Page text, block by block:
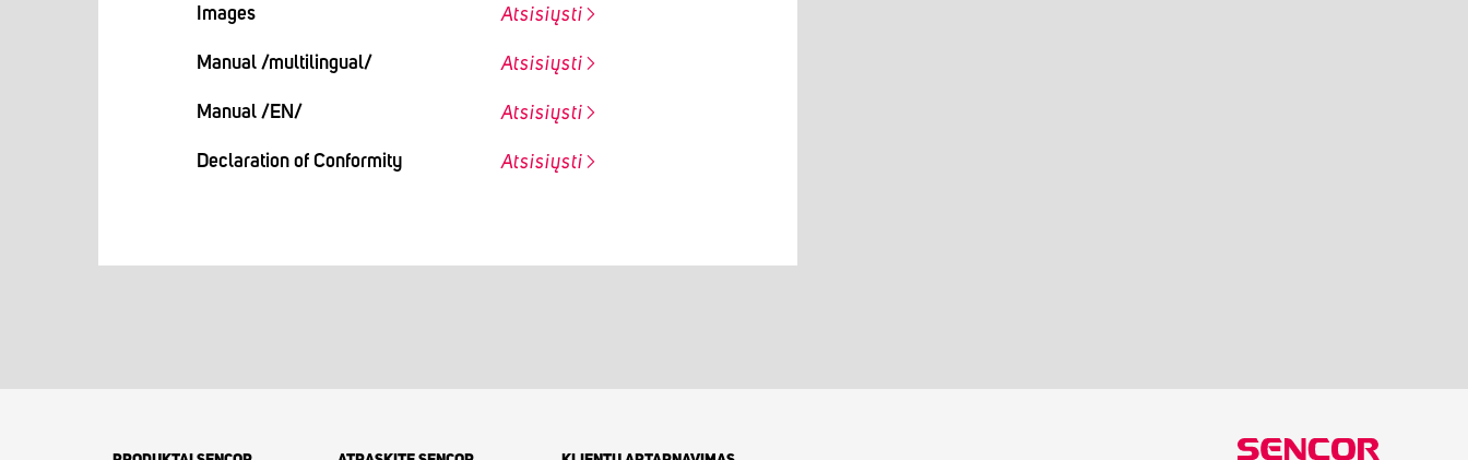
Images Atsisiųsti
Manual /multilingual/ Atsisiųsti
Manual /EN/ Atsisiųsti
Declaration of Conformity Atsisiųsti